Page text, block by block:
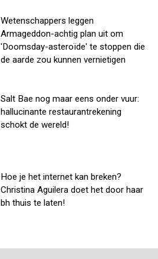
Wetenschappers leggen
Armageddon-achtig plan uit om
'Doomsday-asteroïde' te stoppen die
de aarde zou kunnen vernietigen
Salt Bae nog maar eens onder vuur:
hallucinante restaurantrekening
schokt de wereld!
Hoe je het internet kan breken?
Christina Aguilera doet het door haar
bh thuis te laten!